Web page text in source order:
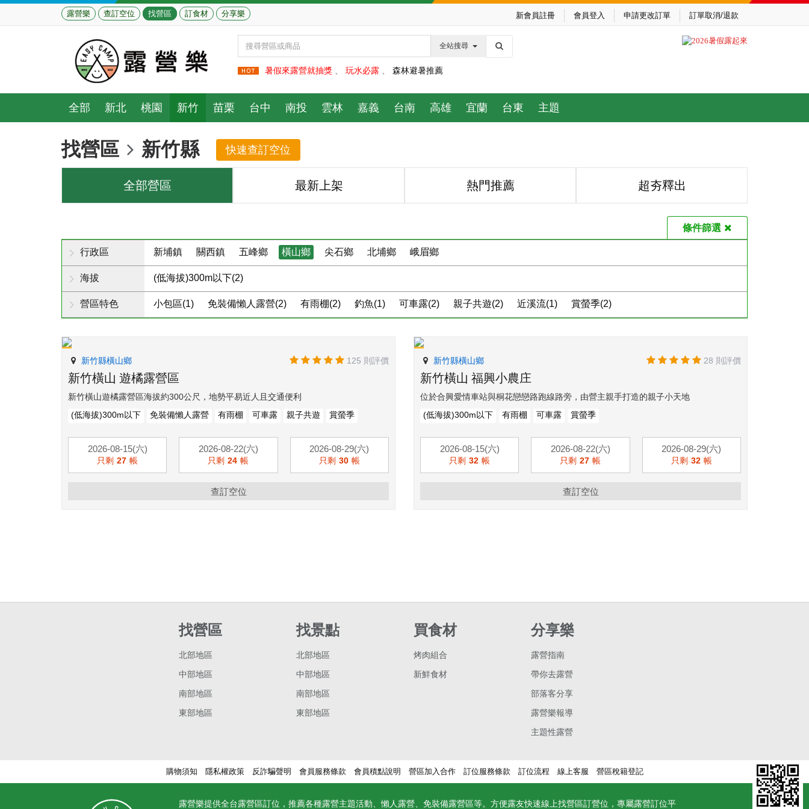
露營樂 查訂空位 找營區 訂食材 分享樂 新會員註冊 會員登入 申請更改訂單 訂單取消/退款
全站搜尋
暑假來露營就抽獎、 玩水必露、 森林避暑推薦
全部 新北 桃園 新竹 苗栗 台中 南投 雲林 嘉義 台南 高雄 宜蘭 台東 主題
找營區 新竹縣 快速查訂空位
全部營區 最新上架 熱門推薦 超夯釋出
條件篩選
行政區 新埔鎮 關西鎮 五峰鄉 橫山鄉 尖石鄉 北埔鄉 峨眉鄉
海拔 (低海拔)300m以下(2)
營區特色 小包區(1) 免裝備懶人露營(2) 有雨棚(2) 釣魚(1) 可車露(2) 親子共遊(2) 近溪流(1) 賞螢季(2)
新竹縣橫山鄉 125 則評價
新竹橫山 遊橘露營區
新竹橫山遊橘露營區海拔約300公尺，地勢平易近人且交通便利
(低海拔)300m以下
免裝備懶人露營 有雨棚 可車露 親子共遊 賞螢季
2026-08-15(六)
只剩 27 帳
2026-08-22(六)
只剩 24 帳
2026-08-29(六)
只剩 30 帳
新竹縣橫山鄉 28 則評價
新竹橫山 福興小農庄
位於合興愛情車站與桐花戀戀路跑線路旁，由營主親手打造的親子小天地
(低海拔)300m以下
有雨棚 可車露 賞螢季
2026-08-15(六)
只剩 32 帳
2026-08-22(六)
只剩 27 帳
2026-08-29(六)
只剩 32 帳
找營區
北部地區
中部地區
南部地區
東部地區
找景點
北部地區
中部地區
南部地區
東部地區
買食材
烤肉組合
新鮮食材
分享樂
露營指南
帶你去露營
部落客分享
露營樂報導
主題性露營
購物須知 隱私權政策 反詐騙聲明 會員服務條款 會員積點說明 營區加入合作 訂位服務條款 訂位流程 線上客服 營區稅籍登記
露營樂提供全台露營區訂位，推薦各種露營主題活動、懶人露營、免裝備露營區等。方便露友快速線上找營區訂營位，專屬露營訂位平